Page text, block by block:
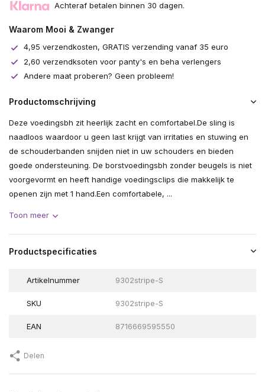
Achteraf betalen binnen 30 dagen.
Waarom Mooi & Zwanger
4,95 verzendkosten, GRATIS verzending vanaf 35 euro
2,60 verzendksoten voor panty's en beha verlengers
Andere maat proberen? Geen probleem!
Productomschrijving
Deze voedingsbh zit heerlijk zacht en comfortabel.De sling is
naadloos waardoor u geen last krijgt van irritaties en stuwing en
de schouderbanden snijden niet in uw schouders en bieden
goede ondersteuning. De borstvoedingsbh zonder beugels is niet
voorgevormt en heeft handige voedingsclips die makkelijk te
openen zijn met 1 hand.Een comfortabele, ...
Toon meer
Productspecificaties
Artikelnummer 9302stripe-S
SKU 9302stripe-S
EAN 8716669595550
Delen